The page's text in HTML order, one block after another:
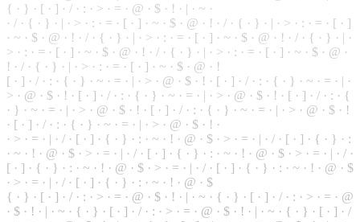
{ · } · [ · ] · / · : · > · = · @ · $ · ! · | · ~ ·
· / · { · } · | · > · : · = · [ · ] · ~ · $ · @ · ! · / · { · } · | · > · : · = · [ · ]
· ~ · $ · @ · ! · / · { · } · | · > · : · = · [ · ] · ~ · $ · @ · ! · / · { · } · | ·
> · : · = · [ · ] · ~ · $ · @ · ! · / · { · } · | · > · : · = · [ · ] · ~ · $ · @ ·
! · / · { · } · | · > · : · = · [ · ] · ~ · $ · @ · !
[ · ] · / · : · { · } · ~ · = · | · > · @ · $ · ! · [ · ] · / · : · { · } · ~ · = · | ·
> · @ · $ · ! · [ · ] · / · : · { · } · ~ · = · | · > · @ · $ · ! · [ · ] · / · : · {
· } · ~ · = · | · > · @ · $ · ! · [ · ] · / · : · { · } · ~ · = · | · > · @ · $ · !
· [ · ] · / · : · { · } · ~ · = · | · > · @ · $ · ! ·
· > · = · | · / · [ · ] · { · } · : · ~ · ! · @ · $ · > · = · | · / · [ · ] · { · } · :
· ~ · ! · @ · $ · > · = · | · / · [ · ] · { · } · : · ~ · ! · @ · $ · > · = · | · / ·
[ · ] · { · } · : · ~ · ! · @ · $ · > · = · | · / · [ · ] · { · } · : · ~ · ! · @ · $
· > · = · | · / · [ · ] · { · } · : · ~ · ! · @ · $
{ · } · [ · ] · / · : · > · = · @ · $ · ! · | · ~ · { · } · [ · ] · / · : · > · = · @
· $ · ! · | · ~ · { · } · [ · ] · / · : · > · = · @ · $ · ! · | · ~ · { · } · [ · ] · /